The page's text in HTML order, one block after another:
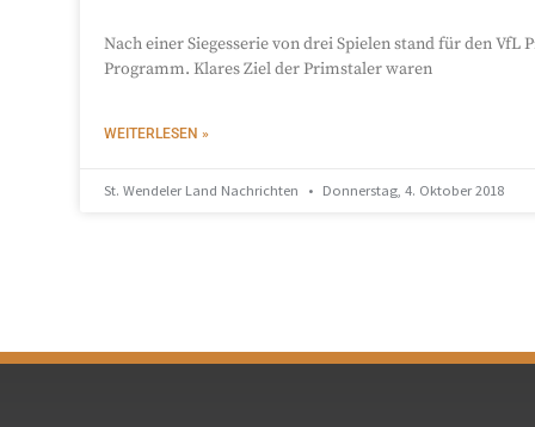
Nach einer Siegesserie von drei Spielen stand für den
Programm. Klares Ziel der Primstaler waren
WEITERLESEN »
St. Wendeler Land Nachrichten Donnerstag, 4. Oktober 2018